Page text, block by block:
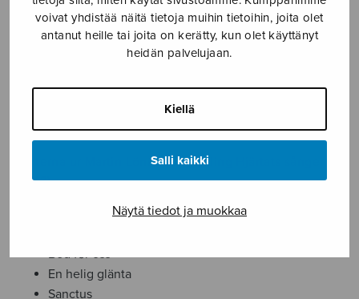
voivat yhdistää näitä tietoja muihin tietoihin, joita olet
antanut heille tai joita on kerätty, kun olet käyttänyt
heidän palvelujaan.
Kiellä
Salli kaikki
Näytä tiedot ja muokkaa
blandad
Tuotetunnus (SKU):S2810
Ett beställningsverk av Borgå Kammarkör.
Kompositionsåret 2018.
Texterna ur Martin Lönnebos samling Hjärtats sånger
(2013).
Bed för oss
En helig glänta
Sanctus